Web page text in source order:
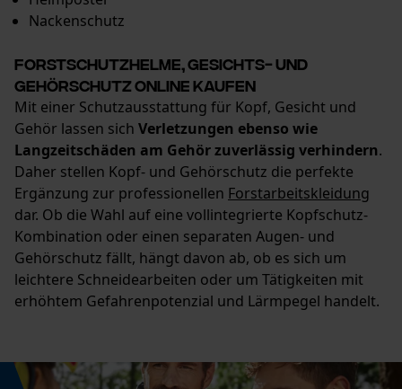
Nackenschutz
Forstschutzhelme, Gesichts- und
Gehörschutz online kaufen
Mit einer Schutzausstattung für Kopf, Gesicht und
Gehör lassen sich Verletzungen ebenso wie
Langzeitschäden am Gehör zuverlässig verhindern.
Daher stellen Kopf- und Gehörschutz die perfekte
Ergänzung zur professionellen Forstarbeitskleidung
dar. Ob die Wahl auf eine vollintegrierte Kopfschutz-
Kombination oder einen separaten Augen- und
Gehörschutz fällt, hängt davon ab, ob es sich um
leichtere Schneidearbeiten oder um Tätigkeiten mit
erhöhtem Gefahrenpotenzial und Lärmpegel handelt.